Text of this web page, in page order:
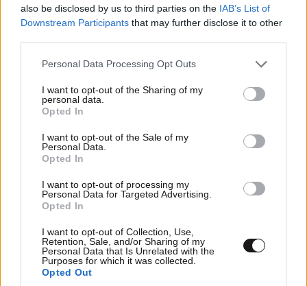
also be disclosed by us to third parties on the IAB’s List of
Downstream Participants that may further disclose it to other
Please note that this website/app uses one or more Google
not limited to your visit or usage behaviour. You may click to
grant or deny consent to Google and its third-party tags to
use your data for below specified purposes in below Google
consent section.
Personal Data Processing Opt Outs
I want to opt-out of the Sharing of my
personal data.
Opted In
I want to opt-out of the Sale of my
Personal Data.
Opted In
I want to opt-out of processing my
Personal Data for Targeted Advertising.
Opted In
I want to opt-out of Collection, Use,
Retention, Sale, and/or Sharing of my
Personal Data that Is Unrelated with the
Purposes for which it was collected.
Opted Out
Έλον Μασκ λέγεται Terafab και θα κοστίσει 16,8
δισ. δολάρια
ΑΘΛΗΤΙΚΑ07·08·2026 21:30
Ακυρώνει δύο συμβόλαια ο Λαρεντζάκης και